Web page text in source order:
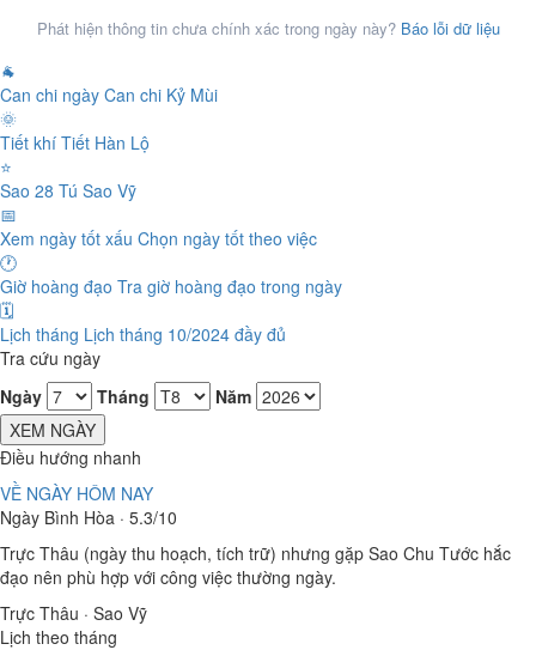
Phát hiện thông tin chưa chính xác trong ngày này? Báo lỗi dữ liệu
🐐
Can chi ngày Can chi Kỷ Mùi
🌞
Tiết khí Tiết Hàn Lộ
⭐
Sao 28 Tú Sao Vỹ
📅
Xem ngày tốt xấu Chọn ngày tốt theo việc
🕐
Giờ hoàng đạo Tra giờ hoàng đạo trong ngày
🗓️
Lịch tháng Lịch tháng 10/2024 đầy đủ
Tra cứu ngày
Ngày
Tháng
Năm
XEM NGÀY
Điều hướng nhanh
VỀ NGÀY HÔM NAY
Ngày Bình Hòa · 5.3/10
Trực Thâu (ngày thu hoạch, tích trữ) nhưng gặp Sao Chu Tước hắc
đạo nên phù hợp với công việc thường ngày.
Trực Thâu · Sao Vỹ
Lịch theo tháng